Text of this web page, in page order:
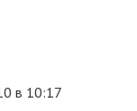
в 10:17